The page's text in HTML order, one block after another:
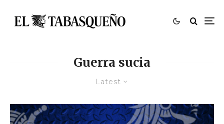
Guerra sucia
Latest